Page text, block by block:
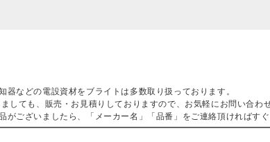
などの電設資材をブライトは多数取り扱っております。
しても、販売・お見積りしておりますので、お気軽にお問い合わ
ございましたら、「メーカー名」「品番」をご連絡頂ければす